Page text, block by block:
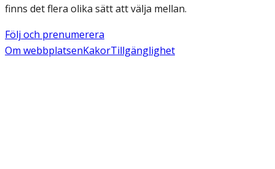
finns det flera olika sätt att välja mellan.
Följ och prenumerera
Om webbplatsenKakorTillgänglighet